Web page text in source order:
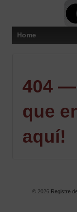
Home
404 —
que
aquí!
© 2026Registre